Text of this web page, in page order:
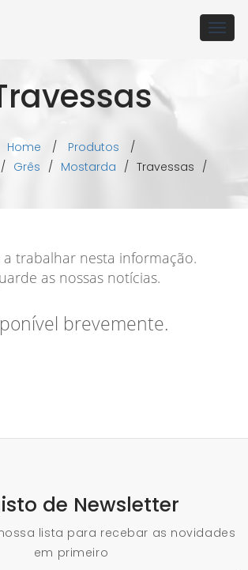
Home / Produtos
/
/ Grês / Mostarda / Travessas /
a trabalhar nesta informação.
as nossas notícias.
brevemente.
de Newsletter
lista para recebar as novidades
em primeiro